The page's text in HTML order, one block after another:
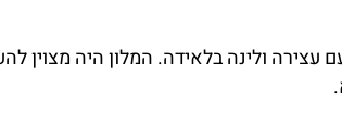
עצירה ולינה בלאידה. המלון היה מצוין